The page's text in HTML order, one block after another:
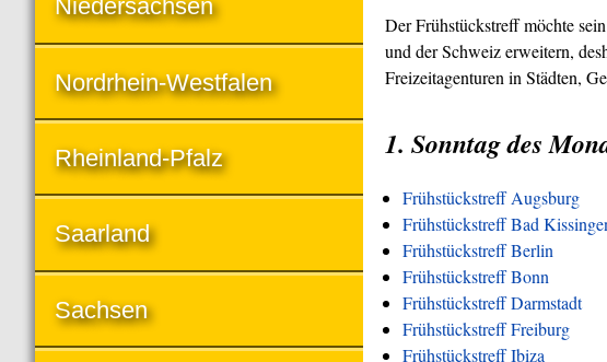
Der Frühstückstreff möchte
und der Schweiz erweitern,
Freizeitagenturen in Städten,
1. Sonntag des
Frühstückstreff Augsburg
Frühstückstreff Bad
Frühstückstreff Berlin
Frühstückstreff Bonn
Frühstückstreff Darmstadt
Frühstückstreff Freiburg
Frühstückstreff Ibiza
Niedersachsen
Nordrhein-Westfalen
Rheinland-Pfalz
Saarland
Sachsen